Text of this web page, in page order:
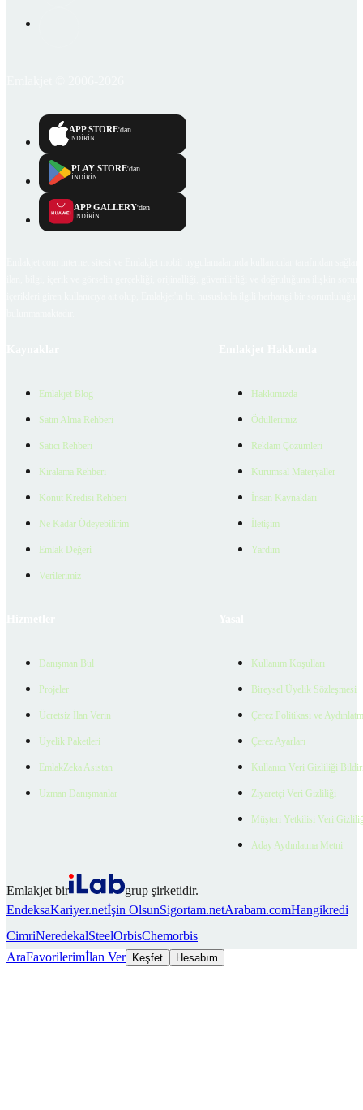
APP STORE'dan
İNDİRİN
PLAY STORE'dan
İNDİRİN
APP GALLERY'den
İNDİRİN
Emlakjet Blog
Satın Alma Rehberi
Satıcı Rehberi
Kiralama Rehberi
Konut Kredisi Rehberi
Ne Kadar Ödeyebilirim
Emlak Değeri
Verilerimiz
Hakkımızda
Ödüllerimiz
Reklam Çözümleri
Kurumsal Materyaller
İnsan Kaynakları
İletişim
Yardım
Danışman Bul
Projeler
Ücretsiz İlan Verin
Üyelik Paketleri
EmlakZeka Asistan
Uzman Danışmanlar
Kullanım Koşulları
Bireysel Üyelik Sözleşmesi
Çerez Politikası ve
Çerez Ayarları
Kullanıcı Veri Gizliliği
Ziyaretçi Veri Gizliliği
Müşteri Yetkilisi Veri
Aday Aydınlatma Metni
Emlakjet bir
grup şirketidir.
EndeksaKariyer.netİşin OlsunSigortam.netArabam.comHangikredi
CimriNeredekalSteelOrbisChemorbis
AraFavorilerimİlan Ver Keşfet Hesabım